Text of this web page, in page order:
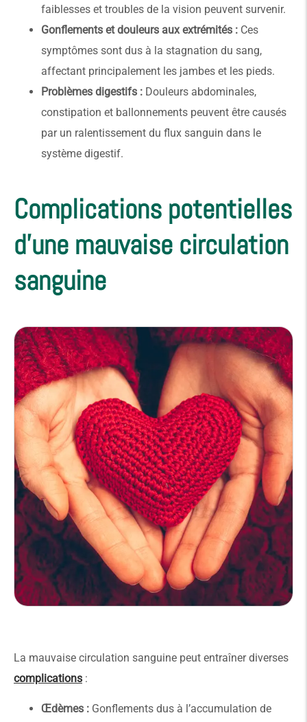
faiblesses et troubles de la vision peuvent survenir.
Gonflements et douleurs aux extrémités : Ces
symptômes sont dus à la stagnation du sang,
affectant principalement les jambes et les pieds.
Problèmes digestifs : Douleurs abdominales,
constipation et ballonnements peuvent être causés
par un ralentissement du flux sanguin dans le
système digestif.
Complications potentielles
d'une mauvaise circulation
sanguine
La mauvaise circulation sanguine peut entraîner diverses
complications :
Œdèmes : Gonflements dus à l’accumulation de